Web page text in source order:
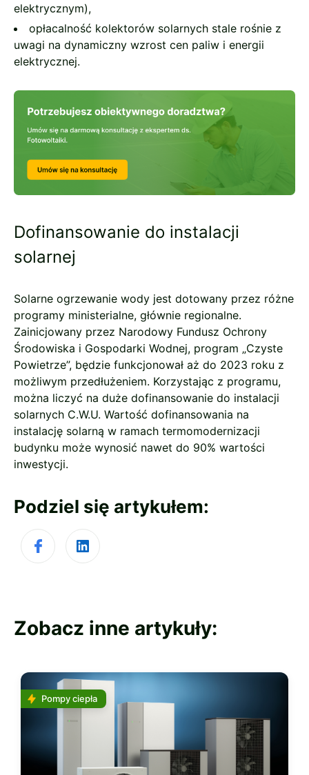
elektrycznym),
opłacalność kolektorów solarnych stale rośnie z
uwagi na dynamiczny wzrost cen paliw i energii
elektrycznej.
Dofinansowanie do instalacji
solarnej
Solarne ogrzewanie wody jest dotowany przez różne
programy ministerialne, głównie regionalne.
Zainicjowany przez Narodowy Fundusz Ochrony
Środowiska i Gospodarki Wodnej, program „Czyste
Powietrze”, będzie funkcjonował aż do 2023 roku z
możliwym przedłużeniem. Korzystając z programu,
można liczyć na duże dofinansowanie do instalacji
solarnych C.W.U. Wartość dofinansowania na
instalację solarną w ramach termomodernizacji
budynku może wynosić nawet do 90% wartości
inwestycji.
Podziel się artykułem:
Zobacz inne artykuły:
Pompy ciepła